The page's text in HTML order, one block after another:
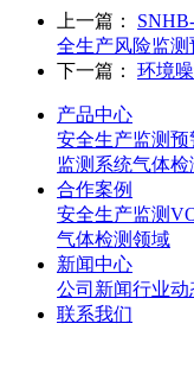
上一篇：
全生产风险监
下一篇：
环境
产品中心
安全生产监测预
监测系统气体检
合作案例
安全生产监测
气体检测领域
新闻中心
公司新闻行业动
联系我们